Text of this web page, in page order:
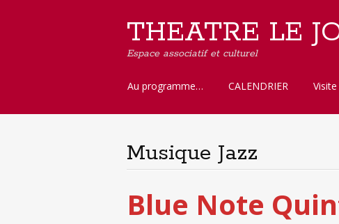
THEATRE LE
Espace associatif et culturel
Aller
contenu
Au programme… CALENDRIER
Musique Jazz
Blue Note